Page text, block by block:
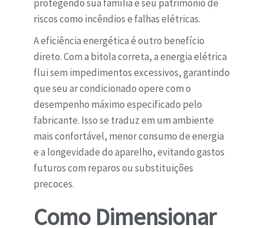
protegendo sua família e seu patrimônio de
riscos como incêndios e falhas elétricas.
A eficiência energética é outro benefício
direto. Com a bitola correta, a energia elétrica
flui sem impedimentos excessivos, garantindo
que seu ar condicionado opere com o
desempenho máximo especificado pelo
fabricante. Isso se traduz em um ambiente
mais confortável, menor consumo de energia
e a longevidade do aparelho, evitando gastos
futuros com reparos ou substituições
precoces.
Como Dimensionar